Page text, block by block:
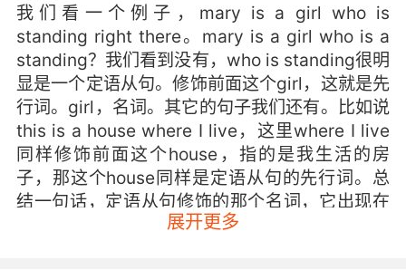
我们看一个例子，mary is a girl who is
standing right there。mary is a girl who is a
standing？我们看到没有，who is standing很明
显是一个定语从句。修饰前面这个girl，这就是先
行词。girl，名词。其它的句子我们还有。比如说
this is a house where I live，这里where I live
同样修饰前面这个house，指的是我生活的房
子，那这个house同样是定语从句的先行词。总
结一句话，定语从句修饰的那个名词，它出现在
定语从句之前，就是先行词。
展开更多